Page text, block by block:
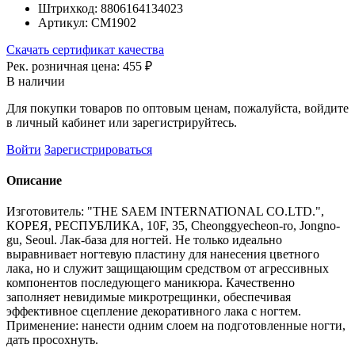
Штрихкод: 8806164134023
Артикул: СМ1902
Скачать сертификат качества
Рек. розничная цена: 455 ₽
В наличии
Для покупки товаров по оптовым ценам, пожалуйста, войдите
в личный кабинет или зарегистрируйтесь.
Войти Зарегистрироваться
Описание
Изготовитель: "THE SAEM INTERNATIONAL CO.LTD.",
КОРЕЯ, РЕСПУБЛИКА, 10F, 35, Cheonggyecheon-ro, Jongno-
gu, Seoul. Лак-база для ногтей. Не только идеально
выравнивает ногтевую пластину для нанесения цветного
лака, но и служит защищающим средством от агрессивных
компонентов последующего маникюра. Качественно
заполняет невидимые микротрещинки, обеспечивая
эффективное сцепление декоративного лака с ногтем.
Применение: нанести одним слоем на подготовленные ногти,
дать просохнуть.